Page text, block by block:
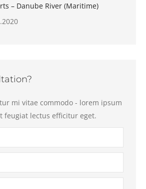
– Danube River (Maritime)
mi vitae commodo - lorem ipsum
feugiat lectus efficitur eget.